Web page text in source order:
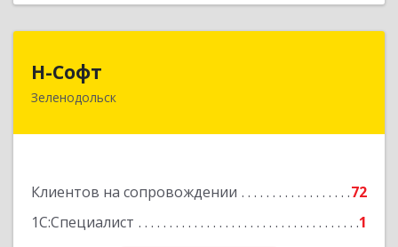
Н-Софт
Зеленодольск
Клиентов на сопровождении
72
1С:Специалист
1
422521, Татарстан Респ (Татарстан),
Подробнее